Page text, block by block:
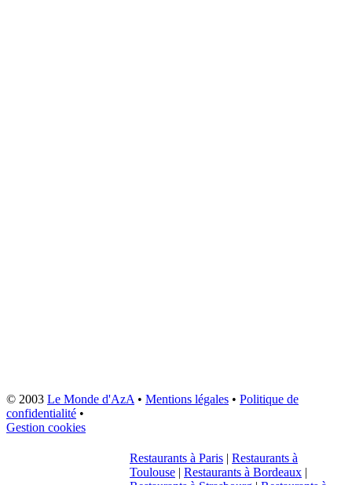
© 2003 Le Monde d'AzA• Mentions légales • Politique de
confidentialité •
Gestion cookies
Restaurants à Paris | Restaurants à
Toulouse | Restaurants à Bordeaux |